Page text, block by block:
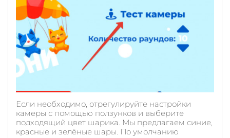
Если необходимо, отрегулируйте настройки
камеры с помощью ползунков и выберите
подходящий цвет шарика. Мы предлагаем синие,
красные и зелёные шары. По умолчанию